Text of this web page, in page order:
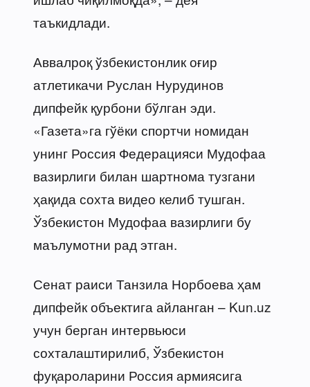
таъкидлади.
Аввалроқ ўзбекистонлик оғир
атлетикачи Руслан Нурудинов
дипфейк қурбони бўлган эди.
«Газета»га гўёки спортчи номидан
унинг Россия Федерацияси Мудофаа
вазирлиги билан шартнома тузгани
ҳақида сохта видео келиб тушган.
Ўзбекистон Мудофаа вазирлиги бу
маълумотни рад этган.
Сенат раиси Танзила Норбоева ҳам
дипфейк объектига айланган – Kun.uz
учун берган интервьюси
сохталаштирилиб, Ўзбекистон
фуқароларини Россия армиясига